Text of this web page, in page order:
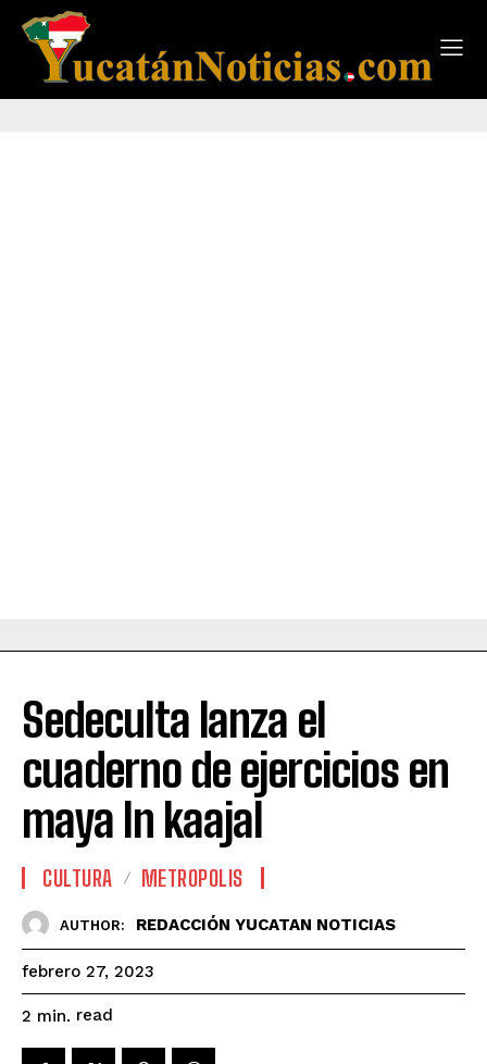
Sedeculta lanza el
cuaderno de ejercicios en
maya In kaajal
CULTURA METROPOLIS
AUTHOR: REDACCIÓN YUCATAN NOTICIAS
febrero 27, 2023
2 min. read